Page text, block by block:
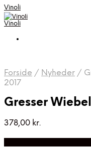
Vinoli
Vinoli
Forside / Nyheder /
2017
Gresser
378,00 kr.